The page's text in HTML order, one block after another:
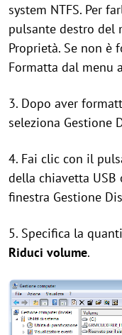
system NTFS. Per
pulsante destro del
Proprietà. Se non è
Formatta dal menu
3. Dopo aver
seleziona Gestione
4. Fai clic con il
della chiavetta USB
finestra Gestione
5. Specifica la
Riduci volume.